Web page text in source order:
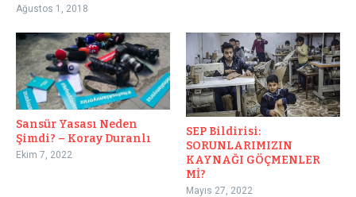
Ağustos 1, 2018
Sansür Yasası Neden
Şimdi? – Koray Duranlı
Ekim 7, 2022
SEP Bildirisi:
SORUNLARIMIZIN
KAYNAĞI GÖÇMENLER
Mİ?
Mayıs 27, 2022